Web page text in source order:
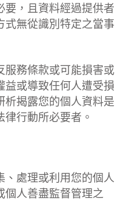
要，且資料經過提供者
式無從識別特定之當事
服務條款或可能損害或
益或導致任何人遭受損
析揭露您的個人資料是
行動所必要者。
、處理或利用您的個人
個人善盡監督管理之